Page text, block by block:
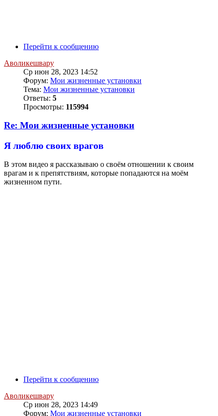
Перейти к сообщению
Аволикешвару
Ср июн 28, 2023 14:52
Форум: Мои жизненные установки
Тема: Мои жизненные установки
Ответы: 5
Просмотры: 115994
Re: Мои жизненные установки
Я люблю своих врагов
В этом видео я рассказываю о своём отношении к своим
врагам и к препятствиям, которые попадаются на моём
жизненном пути.
Перейти к сообщению
Аволикешвару
Ср июн 28, 2023 14:49
Форум: Мои жизненные установки